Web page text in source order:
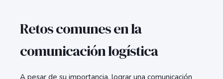
Retos comunes en la
comunicación logística
A pesar de su importancia, lograr una comunicación